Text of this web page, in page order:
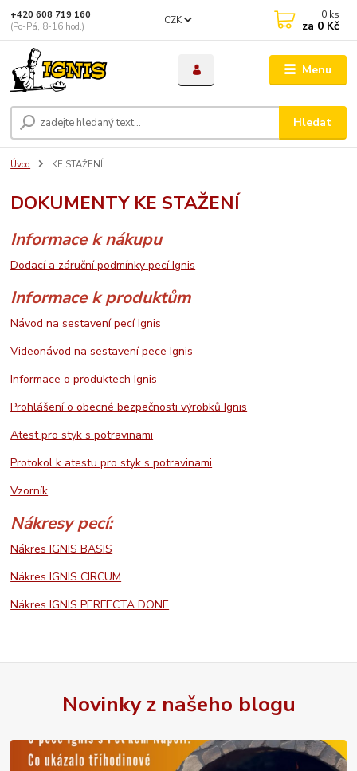
Menu
CZK
Hledat
+420 608 719 160
(Po-Pá, 8-16 hod.)
0 ks
za 0 Kč
Úvod KE STAŽENÍ
DOKUMENTY KE STAŽENÍ
Informace k nákupu
Dodací a záruční podmínky pecí Ignis
Informace k produktům
Návod na sestavení pecí Ignis
Videonávod na sestavení pece Ignis
Informace o produktech Ignis
Prohlášení o obecné bezpečnosti výrobků Ignis
Atest pro styk s potravinami
Protokol k atestu pro styk s potravinami
Vzorník
Nákresy pecí:
Nákres IGNIS BASIS
Nákres IGNIS CIRCUM
Nákres IGNIS PERFECTA DONE
Novinky z našeho blogu